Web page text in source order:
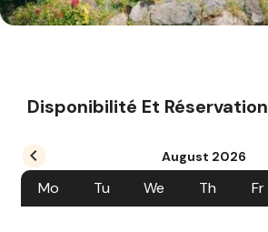
Disponibilité Et Réservation
August 2026
Mo Tu We Th Fr